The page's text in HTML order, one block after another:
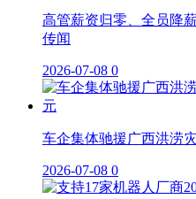
高管薪资归零、全员降
传闻
2026-07-08 0
车企集体驰援广西洪涝
2026-07-08 0